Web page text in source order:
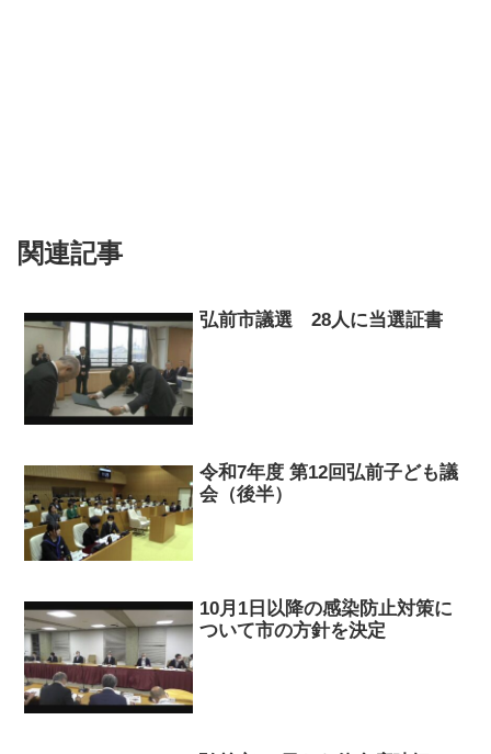
関連記事
弘前市議選 28人に当選証書
令和7年度 第12回弘前子ども議
会（後半）
10月1日以降の感染防止対策に
ついて市の方針を決定